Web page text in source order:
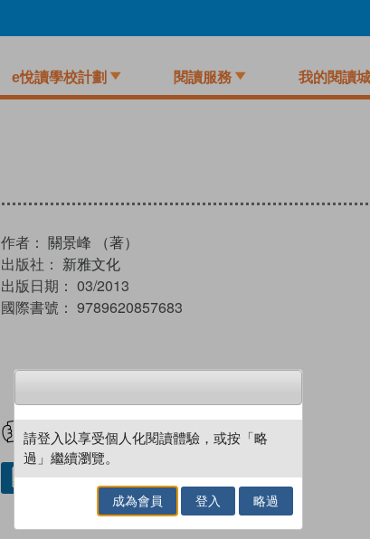
e悅讀學校計劃 閱讀服務 我的閱讀城
作者： 關景峰 （著）
出版社： 新雅文化
出版日期： 03/2013
國際書號： 9789620857683
試閲 加入閱讀紀錄
借閱實體書
請登入以享受個人化閱讀體驗，或按「略
過」繼續瀏覽。
成為會員 登入 略過